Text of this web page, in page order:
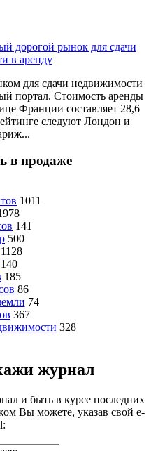
дорогой рынок для сдачи
в аренду
для сдачи недвижимости
портал. Стоимость аренды
Франции составляет 28,6
следуют Лондон и
в продаже
1011
141
500
1128
140
185
86
74
367
328
журнал
и быть в курсе последних
Вы можете, указав свой e-